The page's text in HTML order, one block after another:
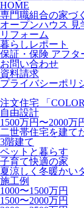
HOME
専門職組合の家づ
オープンハウス 見
リフォーム
暮らしレポート
保証・保険 アフタ
お問い合わせ
資料請求
プライバシーポリ
注文住宅 「
自由設計
1500万円〜2000万
二世帯住宅を建て
3階建て
ペットと暮らす
子育て快適の家
夏涼しく冬暖かい
施工例
1000〜1500万円
1500〜2000万円